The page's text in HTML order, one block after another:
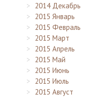
2014 Декабрь
2015 Январь
2015 Февраль
2015 Март
2015 Апрель
2015 Май
2015 Июнь
2015 Июль
2015 Август